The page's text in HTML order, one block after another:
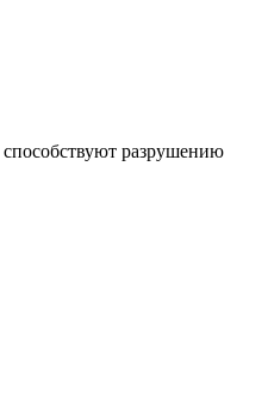
разрушению